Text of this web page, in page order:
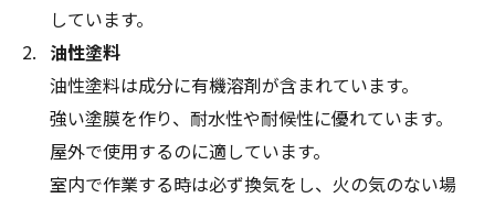
しています。
油性塗料
油性塗料は成分に有機溶剤が含まれています。
強い塗膜を作り、耐水性や耐候性に優れています。
屋外で使用するのに適しています。
室内で作業する時は必ず換気をし、火の気のない場